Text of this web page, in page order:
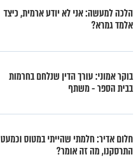
הלכה למעשה: אני לא יודע ארמית, כיצד
אלמד גמרא?
בוקר אמוני: עורך הדין שנלחם בחרמות
בבית הספר - משתף
חלום אדיר: חלמתי שהייתי במטוס וכמעט
התרסקנו, מה זה אומר?